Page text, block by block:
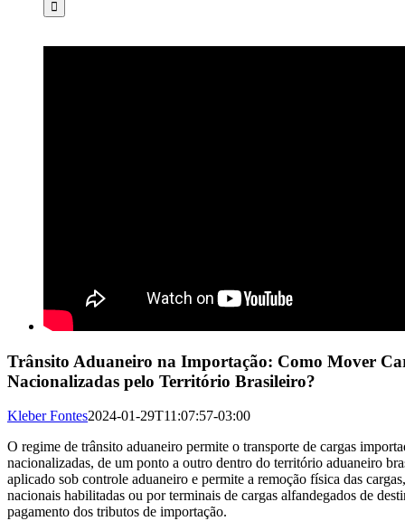
Trânsito Aduaneiro na Importação: Como Mover
Nacionalizadas pelo Território Brasileiro?
Kleber Fontes2024-01-29T11:07:57-03:00
O regime de trânsito aduaneiro permite o transporte de cargas
nacionalizadas, de um ponto a outro dentro do território aduaneiro
aplicado sob controle aduaneiro e permite a remoção física das
nacionais habilitadas ou por terminais de cargas alfandegados de
pagamento dos tributos de importação.